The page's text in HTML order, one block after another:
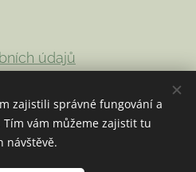
údajů
práva vyhrazena Cookies
zajistili správné fungování a
vám můžeme zajistit tu
návštěvě.